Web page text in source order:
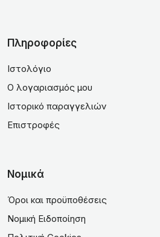
Πληροφορίες
Ιστολόγιο
Ο λογαριασμός μου
Ιστορικό παραγγελιών
Επιστροφές
Νομικά
Όροι και προϋποθέσεις
Νομική Ειδοποίηση